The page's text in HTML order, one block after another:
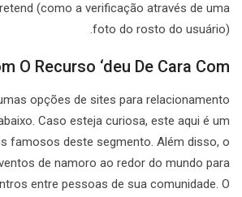
(como a verificação através de uma
foto do rosto do usuário).
O Recurso ‘deu De Cara Com’
opções de sites para relacionamento
Caso esteja curiosa, este aqui é um
famosos deste segmento. Além disso, o
de namoro ao redor do mundo para
entre pessoas de sua comunidade. O